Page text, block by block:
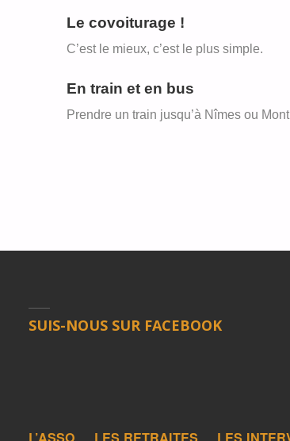
Le covoiturage !
C’est le mieux, c’est le plus simple.
En train et en bus
Prendre un train jusqu’à Nîmes ou
SUIS-NOUS SUR FACEBOOK